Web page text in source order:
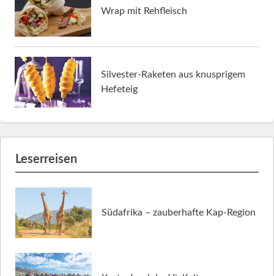
Wrap mit Rehfleisch
Silvester-Raketen aus knusprigem
Hefeteig
Leserreisen
Südafrika – zauberhafte Kap-Region